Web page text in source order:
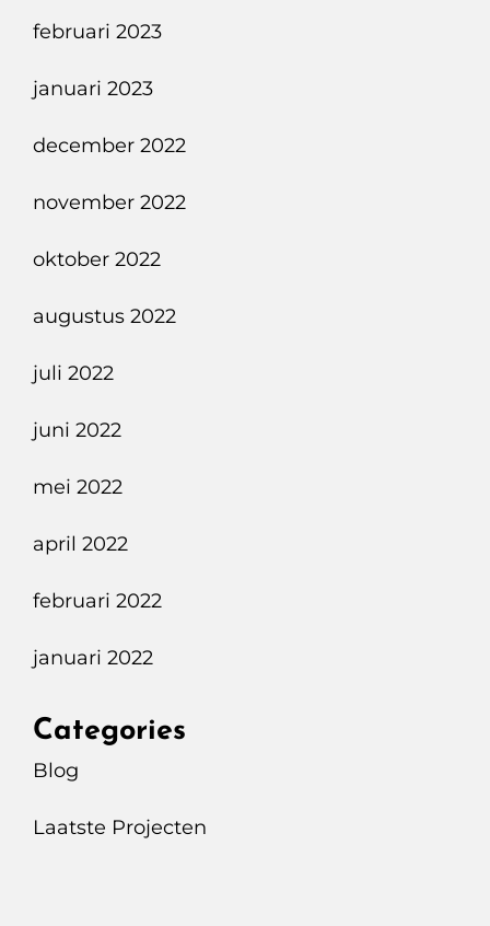
februari 2023
januari 2023
december 2022
november 2022
oktober 2022
augustus 2022
juli 2022
juni 2022
mei 2022
april 2022
februari 2022
januari 2022
Categories
Blog
Laatste Projecten